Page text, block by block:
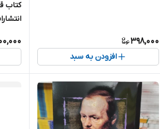
398,000
افزودن به سبد
کتاب